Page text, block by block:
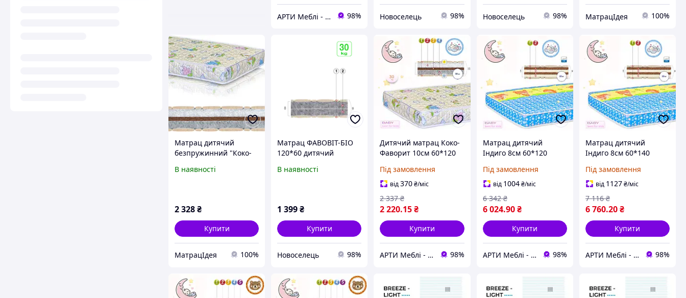
АРТИ Меблі - artimebel.com.ua 98% Новоселець 98% Новоселець 98% МатрацІдея 100%
Матрац дитячий
безпружинний "Коко-
В наявності
2 328₴
Купити
МатрацІдея 100%
Матрац ФАВОВІТ-БІО
120*60 дитячий
В наявності
1 399₴
Купити
Новоселець 98%
Дитячий матрац Коко-
Фаворит 10см 60*120
Кокосовою койрою
Під замовлення
від370₴/міс
2 220.15₴
2 337 ₴
Купити
АРТИ Меблі - artimebel.com.ua 98%
Матрац дитячий
Індиго 8см 60*120
Бейбі)
Під замовлення
від 1004 ₴/міс
6 024.90 ₴
6 342 ₴
Купити
АРТИ Меблі - artimebel.com.ua 98%
Матрац дитячий
Індиго 8см 60*140
Бейбі)
Під замовлення
від 1127₴/міс
6 760.20₴
7 116 ₴
Купити
АРТИ Меблі - artimebel.com.ua 98%